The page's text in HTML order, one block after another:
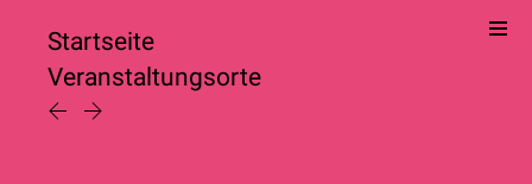
Startseite
Veranstaltungsorte